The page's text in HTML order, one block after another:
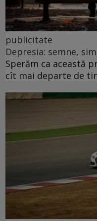
publicitate
Depresia: semne,
Sperăm ca această
cît mai departe de